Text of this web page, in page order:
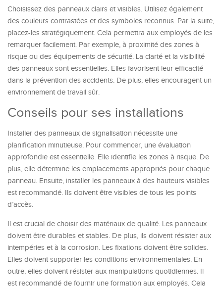
Choisissez des panneaux clairs et visibles. Utilisez également
des couleurs contrastées et des symboles reconnus. Par la suite,
placez-les stratégiquement. Cela permettra aux employés de les
remarquer facilement. Par exemple, à proximité des zones à
risque ou des équipements de sécurité. La clarté et la visibilité
des panneaux sont essentielles. Elles favorisent leur efficacité
dans la prévention des accidents. De plus, elles encouragent un
environnement de travail sûr.
Conseils pour ses installations
Installer des panneaux de signalisation nécessite une
planification minutieuse. Pour commencer, une évaluation
approfondie est essentielle. Elle identifie les zones à risque. De
plus, elle détermine les emplacements appropriés pour chaque
panneau. Ensuite, installer les panneaux à des hauteurs visibles
est recommandé. Ils doivent être visibles de tous les points
d’accès.
Il est crucial de choisir des matériaux de qualité. Les panneaux
doivent être durables et stables. De plus, ils doivent résister aux
intempéries et à la corrosion. Les fixations doivent être solides.
Elles doivent supporter les conditions environnementales. En
outre, elles doivent résister aux manipulations quotidiennes. Il
est recommandé de fournir une formation aux employés. Cela